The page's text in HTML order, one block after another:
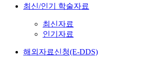
최신/인기 학술자료
최신자료
인기자료
해외자료신청(E-DDS)